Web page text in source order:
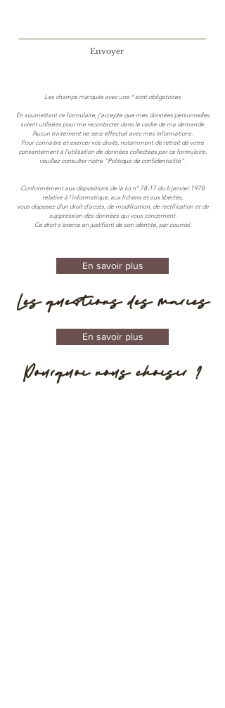
Envoyer
Les champs marqués avec une * sont obligatoires
En soumettant ce formulaire, j'accepte que mes données personnelles
soient utilisées pour me recontacter dans le cadre de ma demande.
Aucun traitement ne sera effectué avec mes informations.
Pour connaitre et exercer vos droits, notamment de retrait de votre
consentement à l'utilisation de données collectées par ce formulaire,
veuillez consulter notre "Politique de confidentialité".
Conformément aux dispositions de la loi n° 78-17 du 6 janvier 1978
relative à l'informatique, aux fichiers et aux libertés,
vous disposez d'un droit d'accès, de modification, de rectification et de
suppression des données qui vous concernent.
Ce droit s'exerce en justifiant de son identité, par courriel.
En savoir plus
Les questions des maries
En savoir plus
Pourquoi nous choisir ?